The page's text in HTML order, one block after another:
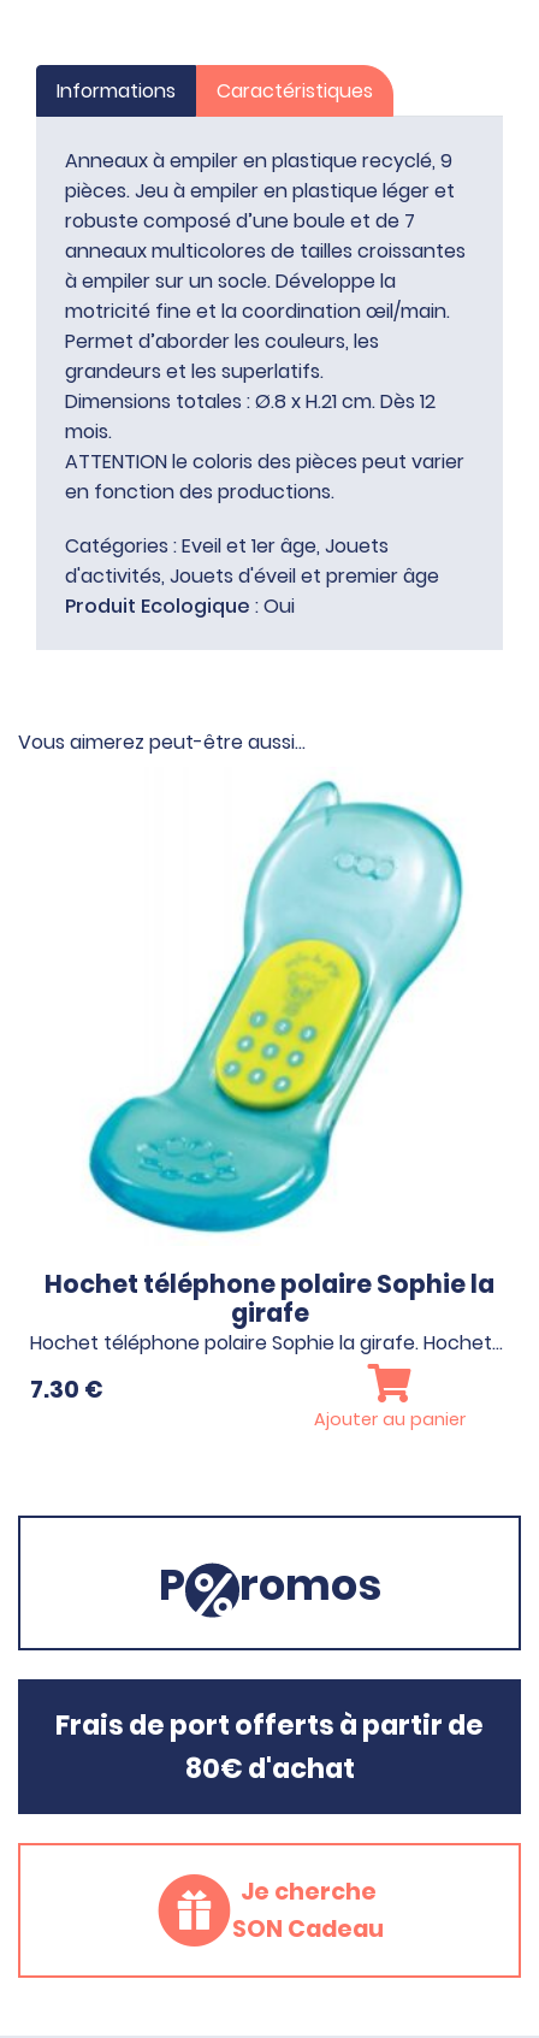
pièces
Informations Caractéristiques
Anneaux à empiler en plastique recyclé, 9
pièces. Jeu à empiler en plastique léger et
robuste composé d’une boule et de 7
anneaux multicolores de tailles croissantes
à empiler sur un socle. Développe la
motricité fine et la coordination œil/main.
Permet d’aborder les couleurs, les
grandeurs et les superlatifs.
Dimensions totales : Ø.8 x H.21 cm. Dès 12
mois.
ATTENTION le coloris des pièces peut varier
en fonction des productions.
Catégories :Eveil et 1er âge, Jouets
d'activités, Jouets d'éveil et premier âge
Produit Ecologique : Oui
Vous aimerez peut-être aussi…
Hochet téléphone polaire Sophie la
girafe
Hochet téléphone polaire Sophie la girafe. Hochet…
7.30 €
Ajouter au panier
P romos
Frais de port offerts à partir de
80€ d'achat
Je cherche
SON Cadeau